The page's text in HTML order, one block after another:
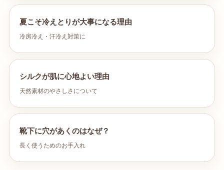
夏こそ冷えとりが大事になる理由
冷房冷え・汗冷え対策に
シルクが肌に心地よい理由
天然素材のやさしさについて
靴下に穴があくのはなぜ？
長く使うためのお手入れ